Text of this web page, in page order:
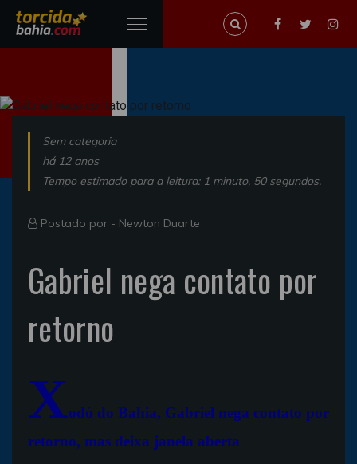
Sem categoria
há 12 anos
Tempo estimado para a leitura: 1 minuto, 50 segundos.
Postado por - Newton Duarte
Gabriel nega contato por
retorno
Xodó do Bahia, Gabriel nega contato por
retorno, mas deixa janela aberta